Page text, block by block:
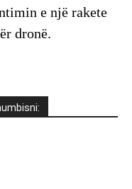
e një rakete
dronë.